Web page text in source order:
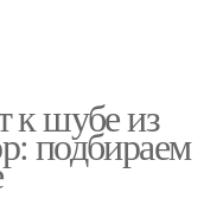
к шубе из
подбираем